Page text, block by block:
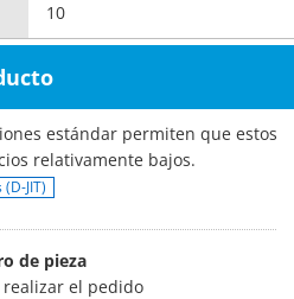
10
estándar permiten que estos
relativamente bajos.
JIT)
de pieza
el pedido